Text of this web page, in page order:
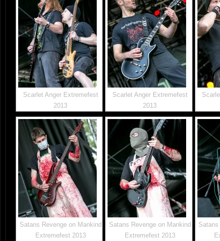
Scarlet Anger Extremefest
2013
Scarlet Anger Extremefest
2013
Satans Revenge on Mankind
Extremefest 2013
Satans Revenge on Mankind
Extremefest 2013